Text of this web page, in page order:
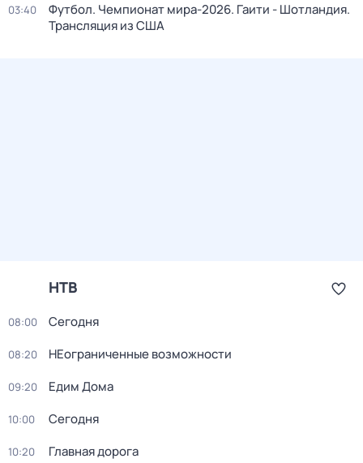
03:40
Футбол. Чемпионат мира-2026. Гаити - Шотландия.
Трансляция из США
НТВ
08:00 Сегодня
08:20 НЕограниченные возможности
09:20 Едим Дома
10:00 Сегодня
10:20 Главная дорога